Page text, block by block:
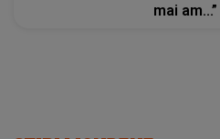
mai am...”